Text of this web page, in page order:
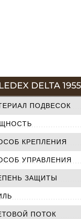
DELTA 1955-
ПОДВЕСОК
КРЕПЛЕНИЯ
УПРАВЛЕНИЯ
ЗАЩИТЫ
ПОТОК